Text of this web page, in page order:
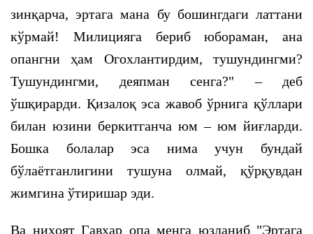
зинқарча, эртага мана бу бошингдаги латтани
кўрмай! Милицияга бериб юбораман, ана
опангни ҳам Огохлантирдим, тушундингми?
Тушундингми, деяпман сенга?" – деб
ўшқирарди. Қизалоқ эса жавоб ўрнига қўллари
билан юзини беркитганча юм – юм йиғларди.
Бошка болалар эса нима учун бундай
бўлаётганлигини тушуна олмай, қўрқувдан
жимгина ўтиришар эди.
Ва ниҳоят Гавҳар опа менга юзланиб "Эртага